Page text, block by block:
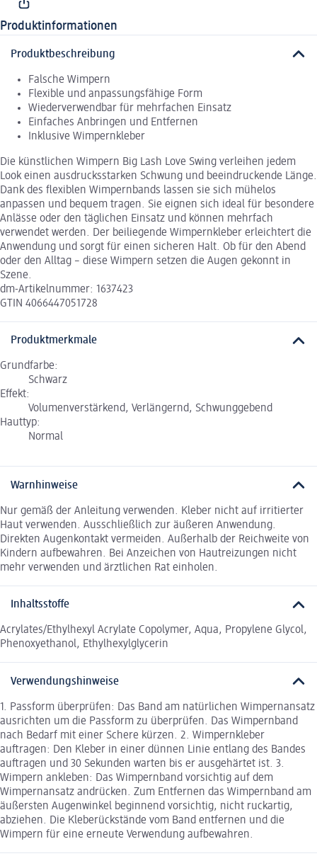
Produktinformationen
Produktbeschreibung
Falsche Wimpern
Flexible und anpassungsfähige Form
Wiederverwendbar für mehrfachen Einsatz
Einfaches Anbringen und Entfernen
Inklusive Wimpernkleber
Die künstlichen Wimpern Big Lash Love Swing verleihen jedem
Look einen ausdrucksstarken Schwung und beeindruckende Länge.
Dank des flexiblen Wimpernbands lassen sie sich mühelos
anpassen und bequem tragen. Sie eignen sich ideal für besondere
Anlässe oder den täglichen Einsatz und können mehrfach
verwendet werden. Der beiliegende Wimpernkleber erleichtert die
Anwendung und sorgt für einen sicheren Halt. Ob für den Abend
oder den Alltag – diese Wimpern setzen die Augen gekonnt in
Szene.
dm-Artikelnummer: 1637423
GTIN 4066447051728
Produktmerkmale
Grundfarbe:
Schwarz
Effekt:
Volumenverstärkend, Verlängernd, Schwunggebend
Hauttyp:
Normal
Warnhinweise
Nur gemäß der Anleitung verwenden. Kleber nicht auf irritierter
Haut verwenden. Ausschließlich zur äußeren Anwendung.
Direkten Augenkontakt vermeiden. Außerhalb der Reichweite von
Kindern aufbewahren. Bei Anzeichen von Hautreizungen nicht
mehr verwenden und ärztlichen Rat einholen.
Inhaltsstoffe
Acrylates/Ethylhexyl Acrylate Copolymer, Aqua, Propylene Glycol,
Phenoxyethanol, Ethylhexylglycerin
Verwendungshinweise
1. Passform überprüfen: Das Band am natürlichen Wimpernansatz
ausrichten um die Passform zu überprüfen. Das Wimpernband
nach Bedarf mit einer Schere kürzen. 2. Wimpernkleber
auftragen: Den Kleber in einer dünnen Linie entlang des Bandes
auftragen und 30 Sekunden warten bis er ausgehärtet ist. 3.
Wimpern ankleben: Das Wimpernband vorsichtig auf dem
Wimpernansatz andrücken. Zum Entfernen das Wimpernband am
äußersten Augenwinkel beginnend vorsichtig, nicht ruckartig,
abziehen. Die Kleberückstände vom Band entfernen und die
Wimpern für eine erneute Verwendung aufbewahren.